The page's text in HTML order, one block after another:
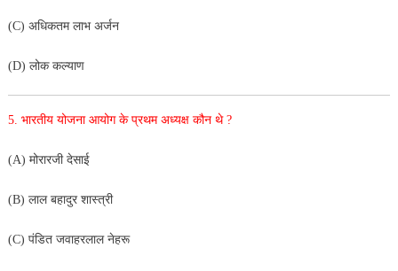
(C) अधिकतम लाभ अर्जन
(D) लोक कल्याण
5. भारतीय योजना आयोग के प्रथम अध्यक्ष कौन थे ?
(A) मोरारजी देसाई
(B) लाल बहादुर शास्त्री
(C) पंडित जवाहरलाल नेहरू